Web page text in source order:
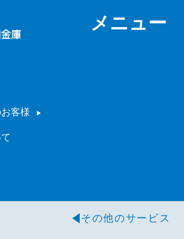
メニュー
客様
その他のサービス